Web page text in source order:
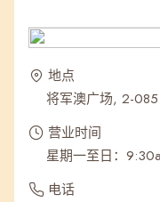
最近搜寻纪录
地点
将军澳广场, 2-085
营业时间
星期一至日：
电话